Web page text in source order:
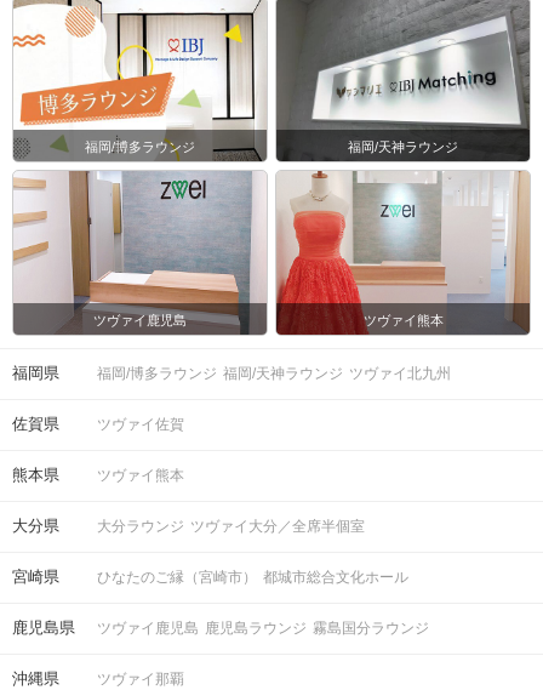
福岡/博多ラウンジ 福岡/天神ラウンジ
ツヴァイ鹿児島 ツヴァイ熊本
福岡県 福岡/博多ラウンジ 福岡/天神ラウンジ ツヴァイ北九州
佐賀県 ツヴァイ佐賀
熊本県 ツヴァイ熊本
大分県 大分ラウンジ ツヴァイ大分／全席半個室
宮崎県 ひなたのご縁（宮崎市） 都城市総合文化ホール
鹿児島県 ツヴァイ鹿児島 鹿児島ラウンジ 霧島国分ラウンジ
沖縄県 ツヴァイ那覇